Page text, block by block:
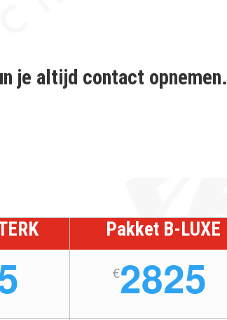
je altijd contact opnemen.
Pakket B-LUXE
€2825